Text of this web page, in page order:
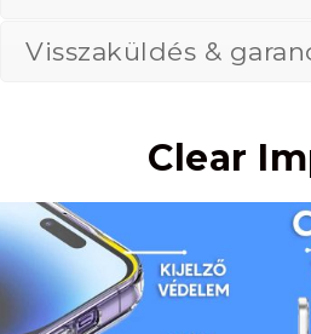
Visszaküldés &
Clear